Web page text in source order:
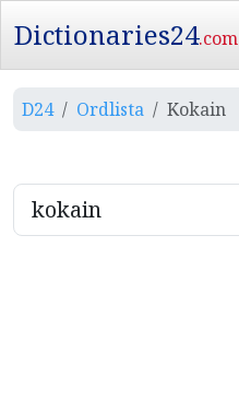
Dictionaries24.com
D24 Ordlista Kokain